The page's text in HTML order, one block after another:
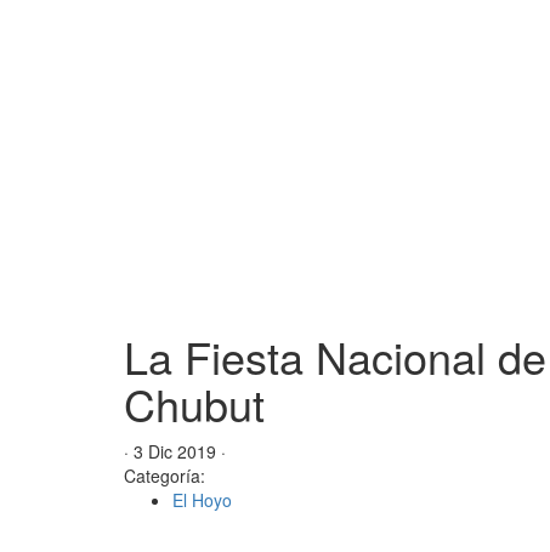
La Fiesta Nacional
Chubut
· 3 Dic 2019 ·
Categoría:
El Hoyo